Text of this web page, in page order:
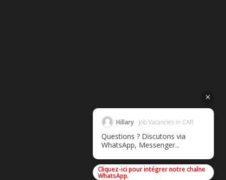
Hillary Job Vacancies in CAR
Questions ? Discutons via
WhatsApp, Messenger...
Cliquez-ici pour intégrer notre chaîne
WhatsApp.